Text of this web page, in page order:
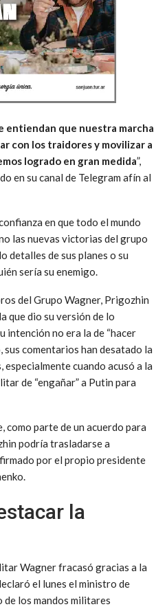
entiendan que nuestra marcha
con los traidores y movilizar a
logrado en gran medida”,
en su canal de Telegram afín al
en que todo el mundo
las nuevas victorias del grupo
detalles de sus planes o su
sería su enemigo.
del Grupo Wagner, Prigozhin
que dio su versión de lo
intención no era la de “hacer
sus comentarios han desatado la
cuando acusó a la
de “engañar” a Putin para
como parte de un acuerdo para
podría trasladarse a
por el propio presidente
la
Wagner fracasó gracias a la
el lunes el ministro de
de los mandos militares